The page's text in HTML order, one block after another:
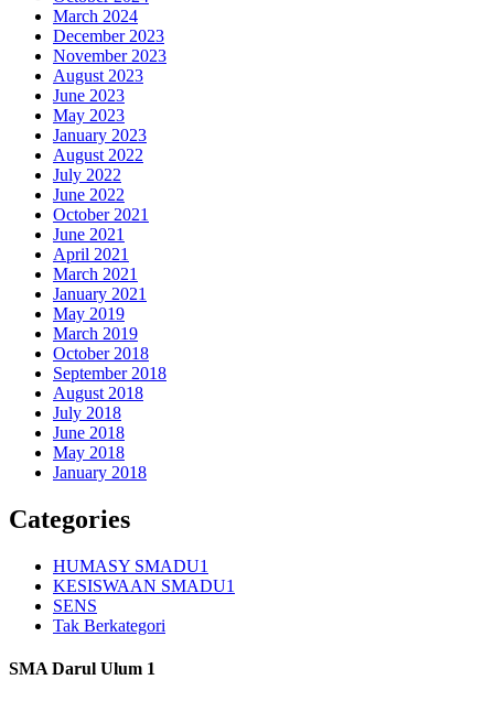
March 2024
December 2023
November 2023
August 2023
June 2023
May 2023
January 2023
August 2022
July 2022
June 2022
October 2021
June 2021
April 2021
March 2021
January 2021
May 2019
March 2019
October 2018
September 2018
August 2018
July 2018
June 2018
May 2018
January 2018
Categories
HUMASY SMADU1
KESISWAAN SMADU1
SENS
Tak Berkategori
SMA Darul Ulum 1